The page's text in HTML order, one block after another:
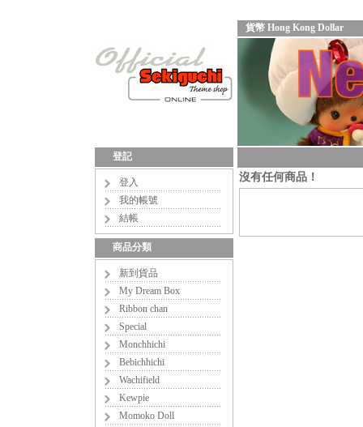
貨幣 Hong Kong Dollar
登記
登入
我的帳號
結帳
商品分類
新到貨品
My Dream Box
Ribbon chan
Special
Monchhichi
Bebichhichi
Wachifield
Kewpie
Momoko Doll
沒有任何商品！